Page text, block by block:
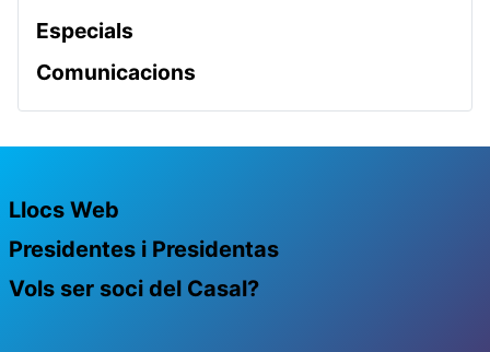
Especials
Comunicacions
Llocs Web
Presidentes i Presidentas
Vols ser soci del Casal?